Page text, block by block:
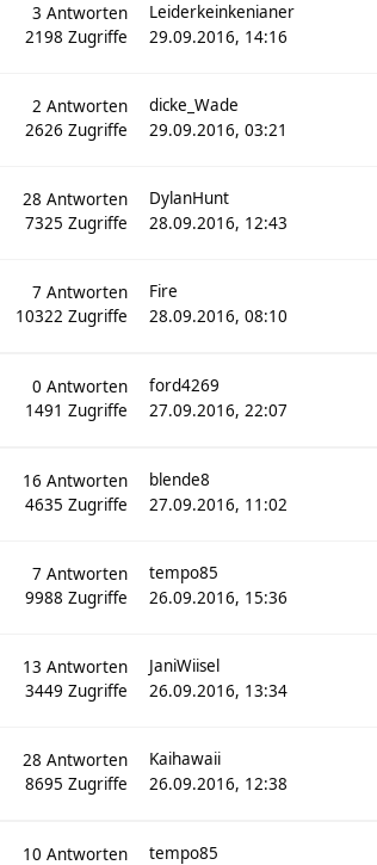
3Antworten
2198Zugriffe
Leiderkeinkenianer
29.09.2016, 14:16
2Antworten
2626Zugriffe
dicke_Wade
29.09.2016, 03:21
28Antworten
7325Zugriffe
DylanHunt
28.09.2016, 12:43
7Antworten
10322Zugriffe
Fire
28.09.2016, 08:10
0Antworten
1491Zugriffe
ford4269
27.09.2016, 22:07
16Antworten
4635Zugriffe
blende8
27.09.2016, 11:02
7Antworten
9988Zugriffe
tempo85
26.09.2016, 15:36
13Antworten
3449Zugriffe
JaniWiisel
26.09.2016, 13:34
28Antworten
8695Zugriffe
Kaihawaii
26.09.2016, 12:38
10Antworten
tempo85